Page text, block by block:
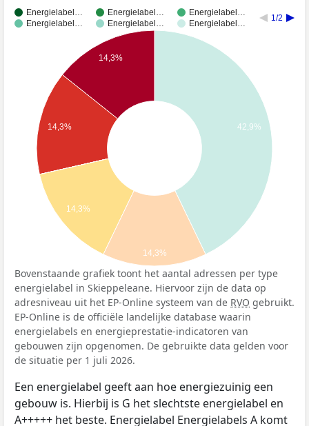
Energielabel… Energielabel…
Energielabel…
Energielabel…
Energielabel… Energielabel…
1/2
42,9%
14,3%
14,3%
14,3%
14,3%
Bovenstaande grafiek toont het aantal adressen per type
energielabel in Skieppeleane. Hiervoor zijn de data op
adresniveau uit het EP-Online systeem van de RVO gebruikt.
EP-Online is de officiële landelijke database waarin
energielabels en energieprestatie-indicatoren van
gebouwen zijn opgenomen. De gebruikte data gelden voor
de situatie per 1 juli 2026.
Een energielabel geeft aan hoe energiezuinig een
gebouw is. Hierbij is G het slechtste energielabel en
A+++++ het beste. Energielabel Energielabels A komt